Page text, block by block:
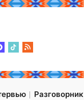
Разговорник